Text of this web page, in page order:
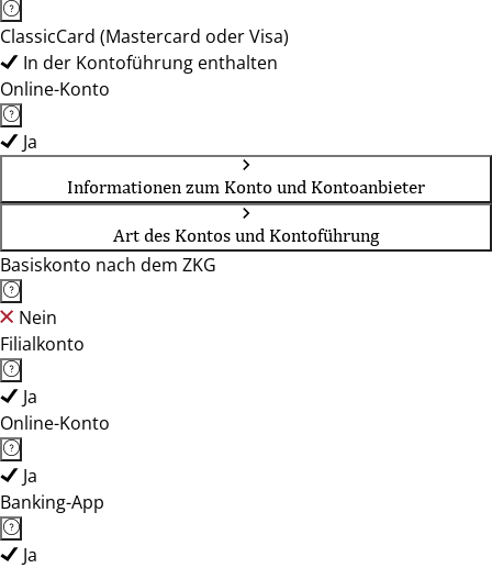
ClassicCard (Mastercard oder Visa)
In der Kontoführung enthalten
Online-Konto
Ja
Informationen zum Konto und Kontoanbieter
Art des Kontos und Kontoführung
Basiskonto nach dem ZKG
Nein
Filialkonto
Ja
Online-Konto
Ja
Banking-App
Ja